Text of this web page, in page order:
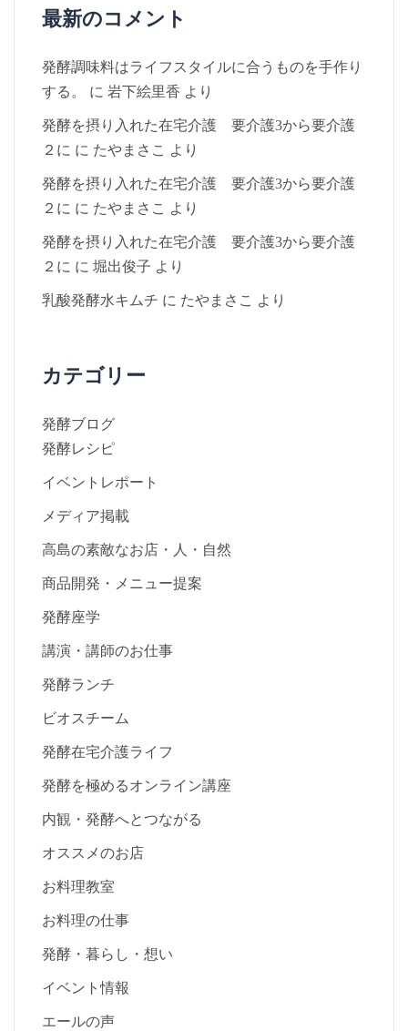
最新のコメント
発酵調味料はライフスタイルに合うものを手作り
する。
に 岩下絵里香 より
発酵を摂り入れた在宅介護 要介護3から要介護
２に に たやまさこ より
発酵を摂り入れた在宅介護 要介護3から要介護
２に に たやまさこ より
発酵を摂り入れた在宅介護 要介護3から要介護
２に に 堀出俊子 より
乳酸発酵水キムチ に たやまさこ より
カテゴリー
発酵ブログ
発酵レシピ
イベントレポート
メディア掲載
高島の素敵なお店・人・自然
商品開発・メニュー提案
発酵座学
講演・講師のお仕事
発酵ランチ
ビオスチーム
発酵在宅介護ライフ
発酵を極めるオンライン講座
内観・発酵へとつながる
オススメのお店
お料理教室
お料理の仕事
発酵・暮らし・想い
イベント情報
エールの声